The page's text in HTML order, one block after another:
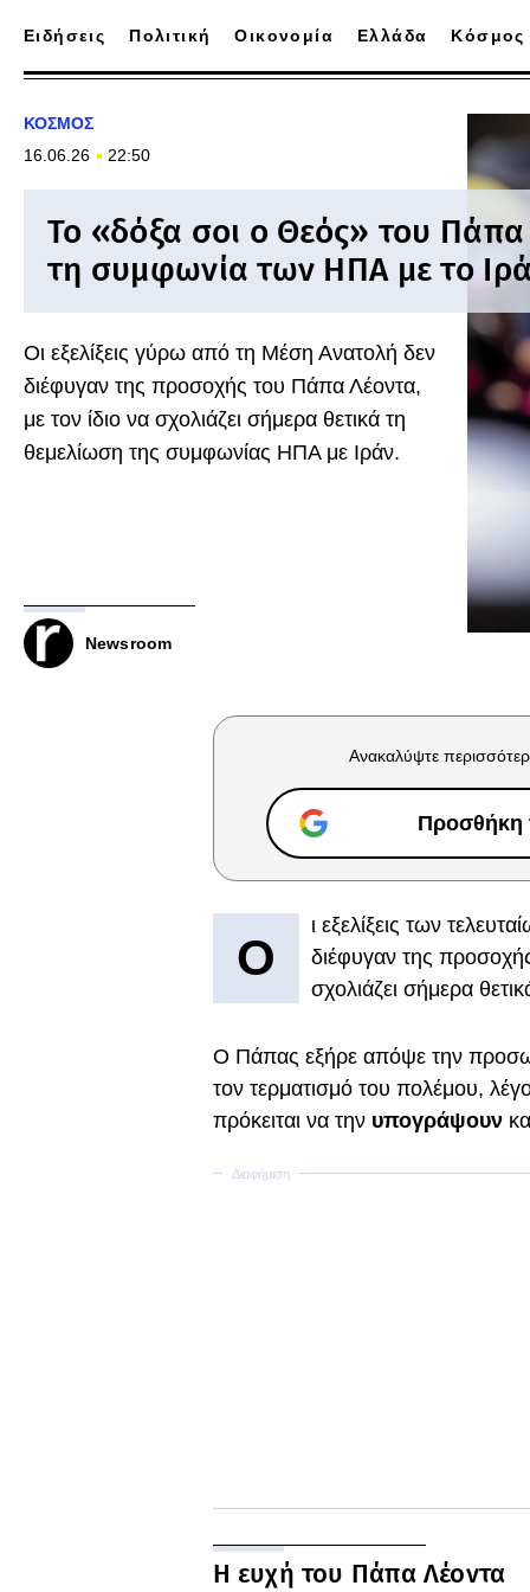
Ειδήσεις Πολιτική Οικονομία Ελλάδα Κόσμος
ΚΟΣΜΟΣ
16.06.26
22:50
Το «δόξα σοι ο Θεός» του Πάπα
τη συμφωνία των ΗΠΑ με το
Οι εξελίξεις γύρω από τη Μέση Ανατολή δεν
διέφυγαν της προσοχής του Πάπα Λέοντα,
με τον ίδιο να σχολιάζει σήμερα θετικά τη
θεμελίωση της συμφωνίας ΗΠΑ με Ιράν.
Newsroom
Ανακαλύψτε
Προσθήκη
Ο
ι εξελίξεις των
διέφυγαν της
σχολιάζει σήμερα
Ο Πάπας εξήρε απόψε την
τον τερματισμό του πολέμου,
πρόκειται να την υπογράψουν
Η ευχή του Πάπα Λέοντα